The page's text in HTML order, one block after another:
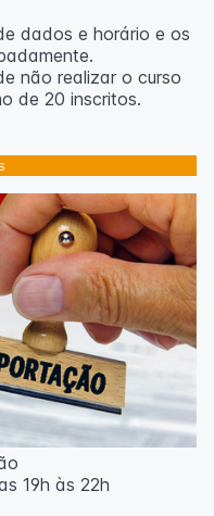
dados e horário e os
não realizar o curso
de 20 inscritos.
19h às 22h